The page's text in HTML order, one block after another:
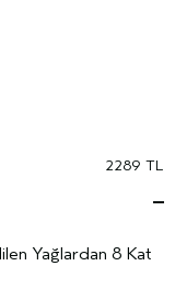
2289 TL
Yağlardan 8 Kat